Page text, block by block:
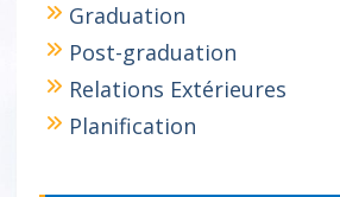
Graduation
Post-graduation
Relations Extérieures
Planification